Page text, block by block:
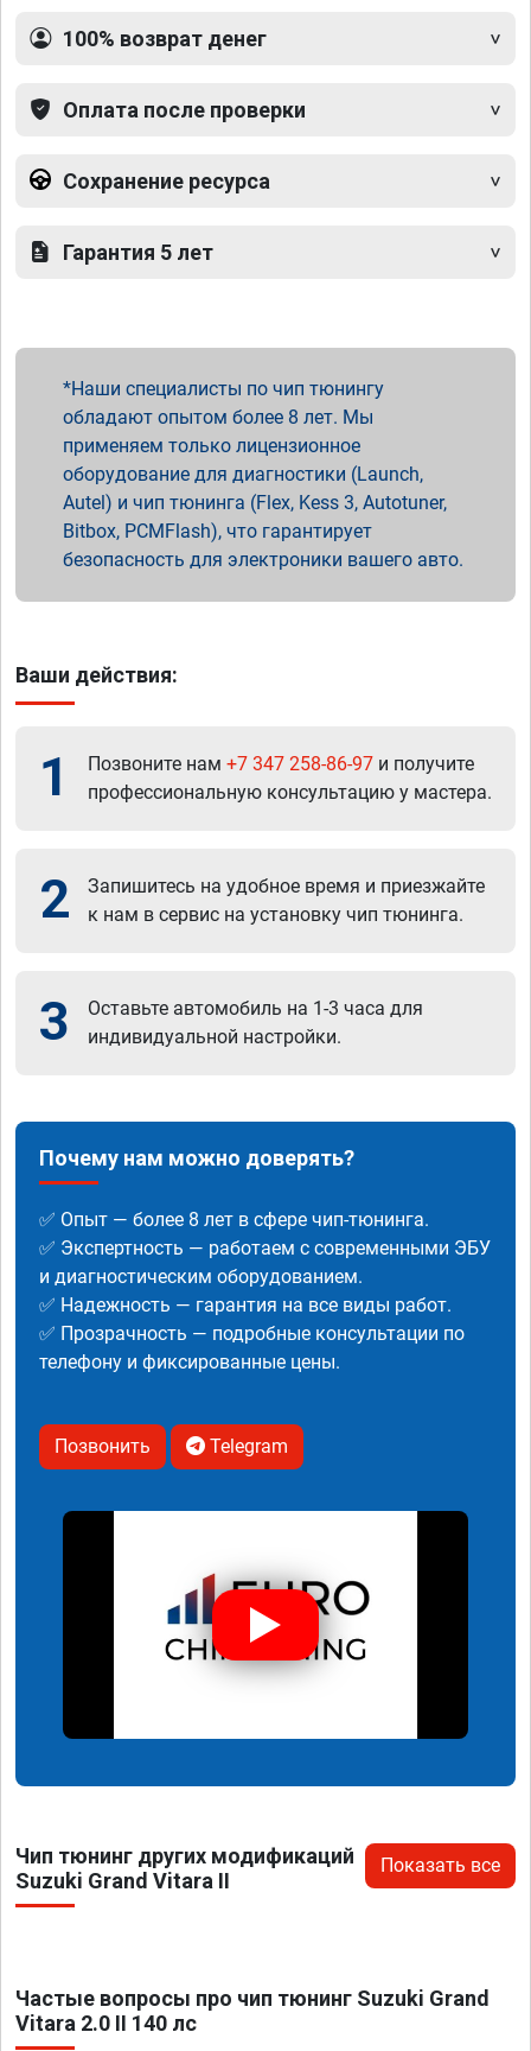
100% возврат денег
Оплата после проверки
Сохранение ресурса
Гарантия 5 лет
Наши специалисты по чип тюнингу
обладают опытом более 8 лет. Мы
применяем только лицензионное
оборудование для диагностики (Launch,
Autel) и чип тюнинга (Flex, Kess 3, Autotuner,
Bitbox, PCMFlash), что гарантирует
безопасность для электроники вашего авто.
Ваши действия:
1 Позвоните нам +7 347 258-86-97 и получите
профессиональную консультацию у мастера.
2
Запишитесь на удобное время и приезжайте
к нам в сервис на установку чип тюнинга.
3
Оставьте автомобиль на 1-3 часа для
индивидуальной настройки.
Почему нам можно доверять?
✅ Опыт — более 8 лет в сфере чип-тюнинга.
✅ Экспертность — работаем с современными ЭБУ
и диагностическим оборудованием.
✅ Надежность — гарантия на все виды работ.
✅ Прозрачность — подробные консультации по
телефону и фиксированные цены.
Позвонить Telegram
Чип тюнинг других модификаций
Suzuki Grand Vitara II
Показать все
Частые вопросы про чип тюнинг Suzuki Grand
Vitara 2.0 II 140 лс